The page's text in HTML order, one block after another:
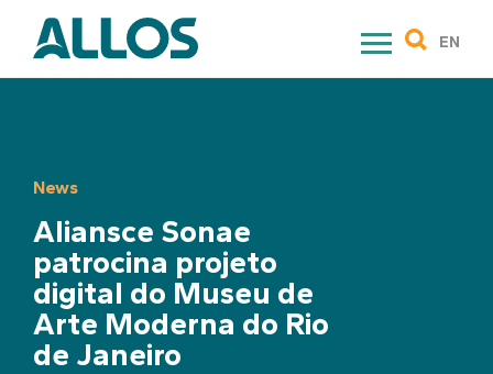
content
EN
News
Aliansce Sonae
patrocina projeto
digital do Museu de
Arte Moderna do Rio
de Janeiro